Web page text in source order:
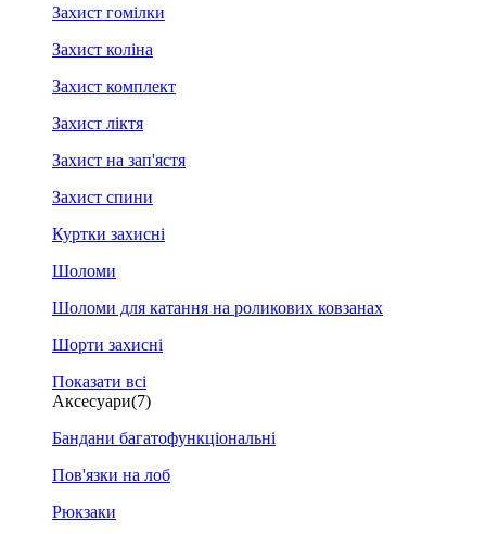
Захист гомілки
Захист коліна
Захист комплект
Захист ліктя
Захист на зап'ястя
Захист спини
Куртки захисні
Шоломи
Шоломи для катання на роликових ковзанах
Шорти захисні
Показати всі
Аксесуари(7)
Бандани багатофункціональні
Пов'язки на лоб
Рюкзаки